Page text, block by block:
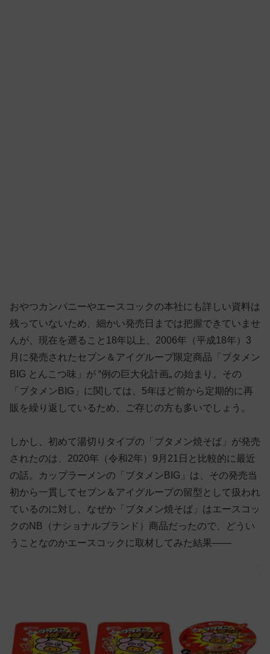
おやつカンパニーやエースコックの本社にも詳しい資料は
残っていないため、細かい発売日までは把握できていませ
んが、現在を遡ること18年以上、2006年（平成18年）3
月に発売されたセブン＆アイグループ限定商品「ブタメン
BIG とんこつ味」が “例の巨大化計画„ の始まり。その
「ブタメンBIG」に関しては、5年ほど前から定期的に再
販を繰り返しているため、ご存じの方も多いでしょう。
しかし、初めて湯切りタイプの「ブタメン焼そば」が発売
されたのは、2020年（令和2年）9月21日と比較的に最近
の話。カップラーメンの「ブタメンBIG」は、その発売当
初から一貫してセブン＆アイグループの留型として扱われ
ているのに対し、なぜか「ブタメン焼そば」はエースコッ
クのNB（ナショナルブランド）商品だったので、どうい
うことなのかエースコックに取材してみた結果——